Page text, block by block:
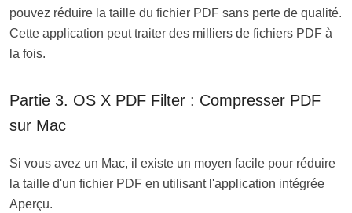
pouvez réduire la taille du fichier PDF sans perte de qualité.
Cette application peut traiter des milliers de fichiers PDF à
la fois.
Partie 3. OS X PDF Filter : Compresser PDF
sur Mac
Si vous avez un Mac, il existe un moyen facile pour réduire
la taille d'un fichier PDF en utilisant l'application intégrée
Aperçu.